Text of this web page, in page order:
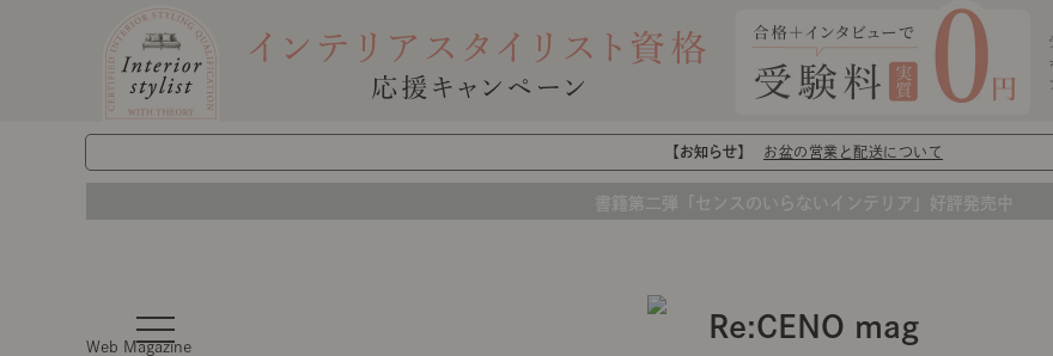
【お知らせ】 お盆の営業と配送について
書籍第二弾「センスのいらないインテリア」好評発売中
t
o
Web Magazine